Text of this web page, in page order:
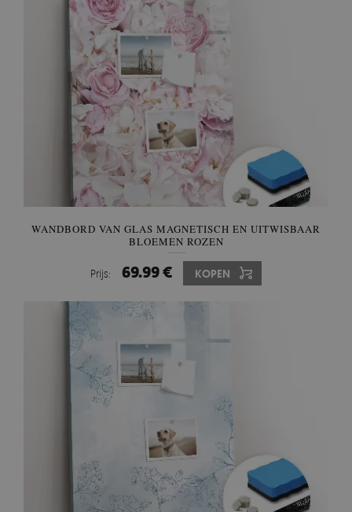
WANDBORD VAN GLAS MAGNETISCH EN UITWISBAAR
BLOEMEN ROZEN
Prijs: 69.99 € KOPEN